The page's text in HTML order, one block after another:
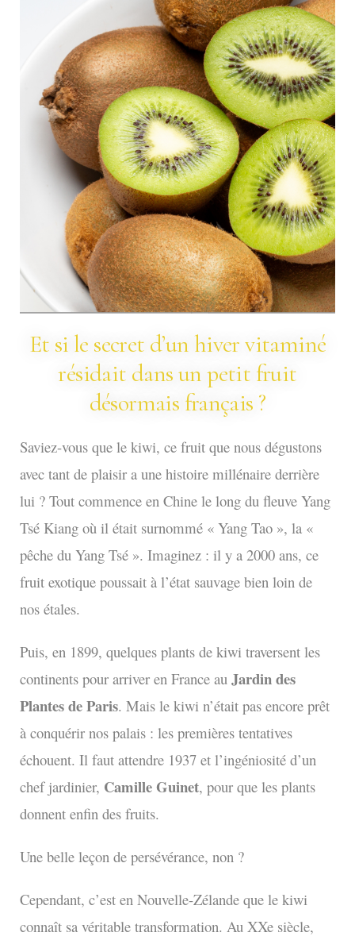
Et si le secret d’un hiver vitaminé
résidait dans un petit fruit
désormais français ?
Saviez-vous que le kiwi, ce fruit que nous dégustons
avec tant de plaisir a une histoire millénaire derrière
lui ? Tout commence en Chine le long du fleuve Yang
Tsé Kiang où il était surnommé « Yang Tao », la «
pêche du Yang Tsé ». Imaginez : il y a 2000 ans, ce
fruit exotique poussait à l’état sauvage bien loin de
nos étales.
Puis, en 1899, quelques plants de kiwi traversent les
continents pour arriver en France au Jardin des
Plantes de Paris. Mais le kiwi n’était pas encore prêt
à conquérir nos palais : les premières tentatives
échouent. Il faut attendre 1937 et l’ingéniosité d’un
chef jardinier, Camille Guinet, pour que les plants
donnent enfin des fruits.
Une belle leçon de persévérance, non ?
Cependant, c’est en Nouvelle-Zélande que le kiwi
connaît sa véritable transformation. Au XXe siècle,